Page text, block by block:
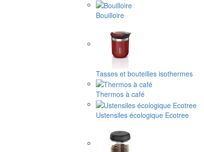
Bouilloire
Tasses et bouteilles isothermes
Thermos à café
Ustensiles écologique Ecotree